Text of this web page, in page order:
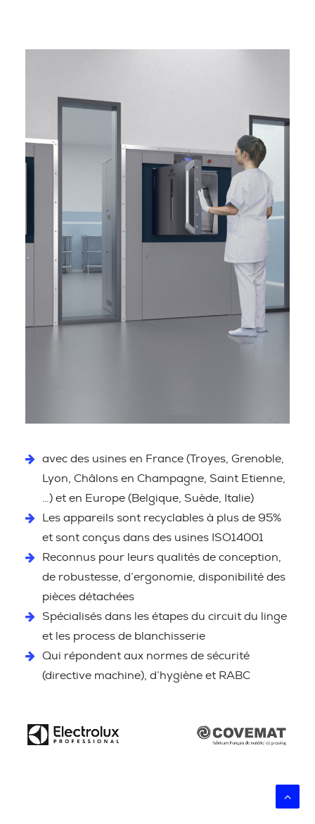
avec des usines en France (Troyes, Grenoble,
Lyon, Châlons en Champagne, Saint Etienne,
…) et en Europe (Belgique, Suède, Italie)
Les appareils sont recyclables à plus de 95%
et sont conçus dans des usines ISO14001
Reconnus pour leurs qualités de conception,
de robustesse, d’ergonomie, disponibilité des
pièces détachées
Spécialisés dans les étapes du circuit du linge
et les process de blanchisserie
Qui répondent aux normes de sécurité
(directive machine), d’hygiène et RABC